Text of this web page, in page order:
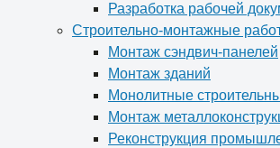
Разработка рабочей
Строительно-монтажные
Монтаж сэндвич-панелей
Монтаж зданий
Монолитные
Монтаж
Реконструкция